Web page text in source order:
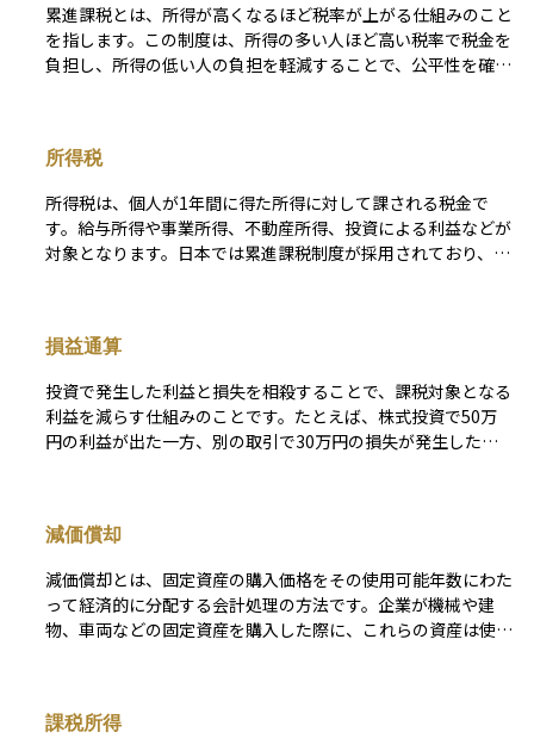
累進課税とは、所得が高くなるほど税率が上がる仕組みのこと
を指します。この制度は、所得の多い人ほど高い税率で税金を
負担し、所得の低い人の負担を軽減することで、公平性を確保
れています。例えば、課税所得が195万円以下の場合の税率は
のように、所得が増えるにつれて税負担も増える仕組みになっ
ています。 相続税も同様に累進課税が適用され、相続財産が
多いほど高い税率がかかります。たとえば、相続財産が1,000
済的格差を是正する効果がある一方で、高所得者層の税負担が
大きくなりすぎると、節税対策や海外移住の増加につながる可
能性も指摘されています。そのため、税率のバランスを保つこ
とが重要とされています。
所得税
所得税は、個人が1年間に得た所得に対して課される税金で
す。給与所得や事業所得、不動産所得、投資による利益などが
対象となります。日本では累進課税制度が採用されており、所
除などを活用することで課税所得を減らし、税負担を軽減でき
損益通算
投資で発生した利益と損失を相殺することで、課税対象となる
利益を減らす仕組みのことです。たとえば、株式投資で50万
円の利益が出た一方、別の取引で30万円の損失が発生した場
は、同じ「所得区分」の中でのみです。たとえば、株式や投資
信託の譲渡損益や配当金などは「株式等の譲渡所得等」に分類
され、この範囲内で損益通算が可能です。ただし、不動産所得
や給与所得など、異なる所得区分間では基本的に通算できませ
ん。 さらに、株式投資の損失は、損益通算後も控除しきれな
役立つ重要なポイントです。
減価償却
減価償却とは、固定資産の購入価格をその使用可能年数にわた
って経済的に分配する会計処理の方法です。企業が機械や建
物、車両などの固定資産を購入した際に、これらの資産は使用
ます。 減価償却には様々な方法がありますが、一般的なもの
課税所得